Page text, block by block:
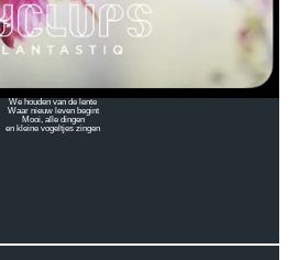
We houden van de lente
Waar nieuw leven begint
Mooi, alle dingen
en kleine vogeltjes zingen